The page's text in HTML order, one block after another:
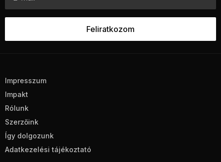
Impresszum
Impakt
Rólunk
Szerzőink
Így dolgozunk
Adatkezelési tájékoztató